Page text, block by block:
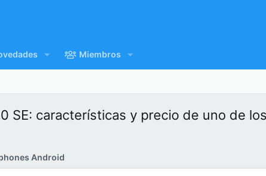
Miembros
SE: características y precio de uno de
Android